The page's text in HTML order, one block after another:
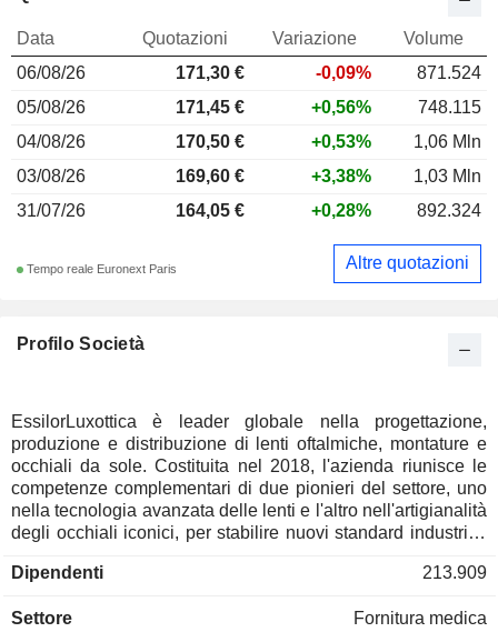
Profilo Società
EssilorLuxottica è leader globale nella progettazione,
produzione e distribuzione di lenti oftalmiche, montature e
occhiali da sole. Costituita nel 2018, l'azienda riunisce le
competenze complementari di due pionieri del settore, uno
nella tecnologia avanzata delle lenti e l'altro nell'artigianalità
degli occhiali iconici, per stabilire nuovi standard industriali
intorno ad essa. Fanno parte della famiglia EssilorLuxottica
di tecnologia delle lenti, tra cui Varilux® e Transitions®, e
Dipendenti 213.909
Settore Fornitura medica
Data Quotazioni Variazione
Volume
06/08/26
171,30 € -0,09%
871.524
05/08/26
171,45 € +0,56%
748.115
04/08/26
170,50 € +0,53%
1,06 Mln
03/08/26
169,60 € +3,38%
1,03 Mln
31/07/26
164,05 € +0,28% 892.324
Tempo reale Euronext Paris Altre quotazioni